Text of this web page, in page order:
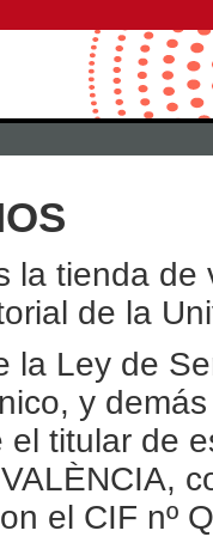
la tienda
de la
la Ley de
y
titular de
el CIF nº